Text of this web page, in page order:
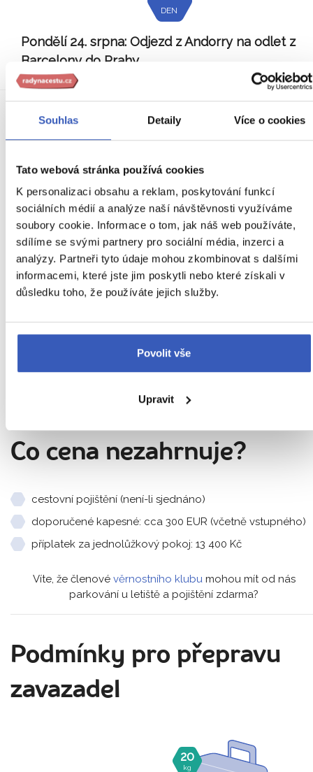
Souhlas Detaily Více o cookies
Tato webová stránka používá cookies
K personalizaci obsahu a reklam, poskytování funkcí
sociálních médií a analýze naší návštěvnosti využíváme
soubory cookie. Informace o tom, jak náš web používáte,
sdílíme se svými partnery pro sociální média, inzerci a
analýzy. Partneři tyto údaje mohou zkombinovat s dalšími
informacemi, které jste jim poskytli nebo které získali v
důsledku toho, že používáte jejich služby.
Povolit vše
Upravit
DEN
Pondělí 24. srpna: Odjezd z Andorry na odlet z
Barcelony do Prahy.
Co už máte v ceně?
kabinové a odbavované zavazadlo dle podmínek pro
přepravu zavazadel
7x ubytování ve 4* hotelu v Andoře
7x snídaně
doprava autobusem dle programu
zpáteční jízdenka zubačkou do Vall de Núria
zpáteční jízdenka vláčkem do Vall de Inclés
služby průvodce (mimo individuální volno)
pojištění záruky pro případ úpadku CK
Co cena nezahrnuje?
cestovní pojištění (není-li sjednáno)
doporučené kapesné: cca 300 EUR (včetně vstupného)
příplatek za jednolůžkový pokoj: 13 400 Kč
Víte, že členové věrnostního klubu mohou mít od nás
parkování u letiště a pojištění zdarma?
Podmínky pro přepravu
zavazadel
20
kg